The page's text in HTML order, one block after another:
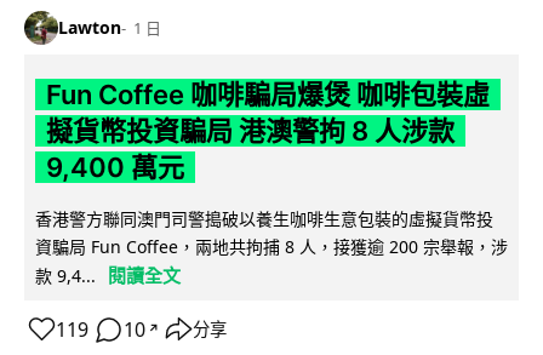
Lawton 1 日
Fun Coffee 咖啡騙局爆煲 咖啡包裝虛
擬貨幣投資騙局 港澳警拘 8 人涉款
9,400 萬元
香港警方聯同澳門司警搗破以養生咖啡生意包裝的虛擬貨幣投
資騙局 Fun Coffee，兩地共拘捕 8 人，接獲逾 200 宗舉報，涉
款 9,4...
閱讀全文
119 10 ↗ 分享